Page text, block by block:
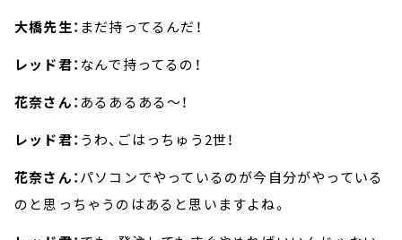
大橋先生： まだ持ってるんだ！
レッド君： なんで持ってるの！
花奈さん： あるあるある～！
レッド君： うわ、ごはっちゅう2世！
花奈さん：パソコンでやっているのが今自分がやっている
のと思っちゃうのはあると思いますよね。